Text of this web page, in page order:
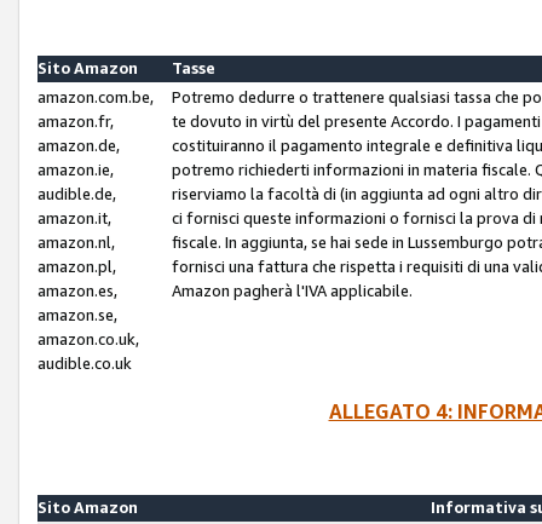
Sito Amazon
Tasse
amazon.com.be,
amazon.fr,
amazon.de,
amazon.ie,
audible.de,
amazon.it,
amazon.nl,
amazon.pl,
amazon.es,
amazon.se,
amazon.co.uk,
audible.co.uk
Potremo dedurre o trattenere qualsiasi tassa che
te dovuto in virtù del presente Accordo. I
costituiranno il pagamento integrale e definitiva
potremo richiederti informazioni in materia fiscale.
riserviamo la facoltà di (in aggiunta ad ogni altro
ci fornisci queste informazioni o fornisci la prova
fiscale. In aggiunta, se hai sede in Lussemburgo
fornisci una fattura che rispetta i requisiti di una
Amazon pagherà l'IVA applicabile.
ALLEGATO 4:
Sito Amazon
Informativa